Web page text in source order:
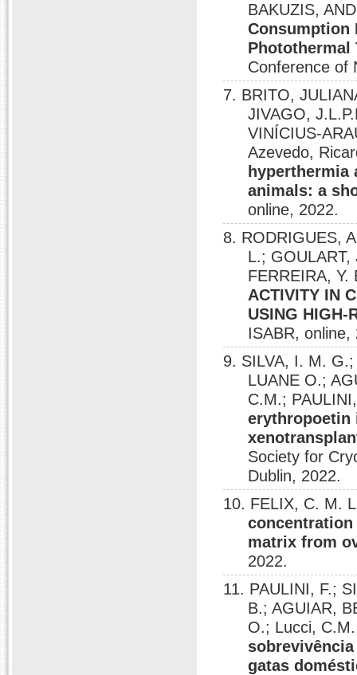
BAKUZIS,
Consumption
Photothermal
Conference of
7. BRITO,
JIVAGO,
VINÍCIUS-
Azevedo,
hyperthermia
animals: a
online, 2022.
8. RODRIGUES,
L.;
FERREIRA,
ACTIVITY IN
USING HIGH-
ISABR, online,
9. SILVA, I. M.
LUANE O.;
C.M.;
erythropoetin
Society for
Dublin, 2022.
10. FELIX, C. M.
matrix from
2022.
11. PAULINI, F.;
B.; AGUIAR,
O.; Lucci,
gatas